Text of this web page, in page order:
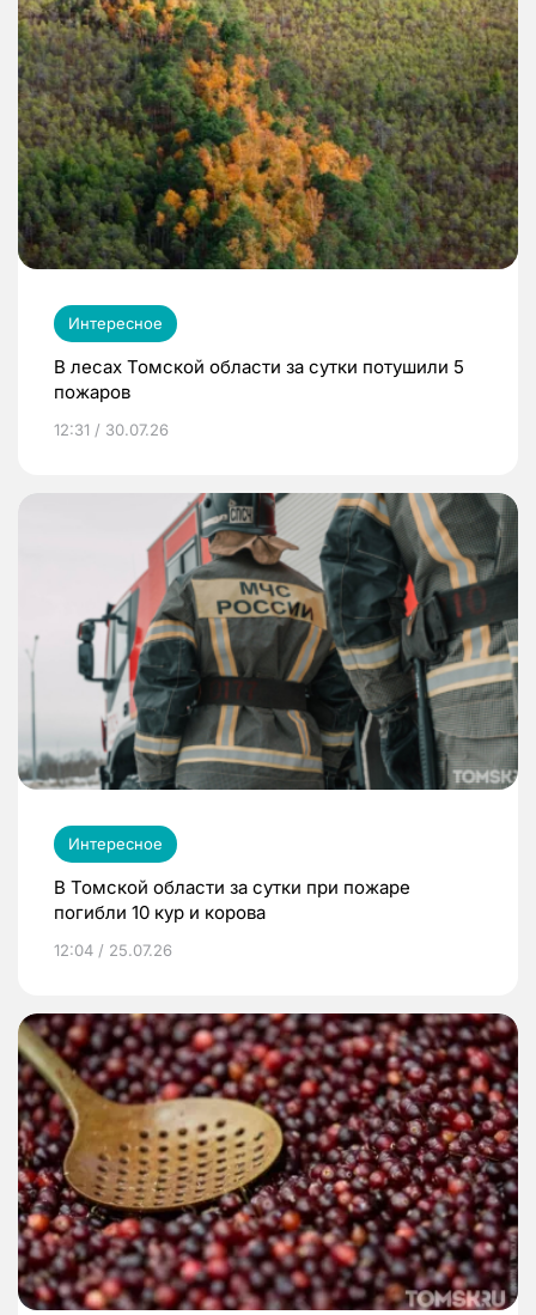
Интересное
В лесах Томской области за сутки потушили 5
пожаров
12:31 / 30.07.26
Интересное
В Томской области за сутки при пожаре
погибли 10 кур и корова
12:04 / 25.07.26